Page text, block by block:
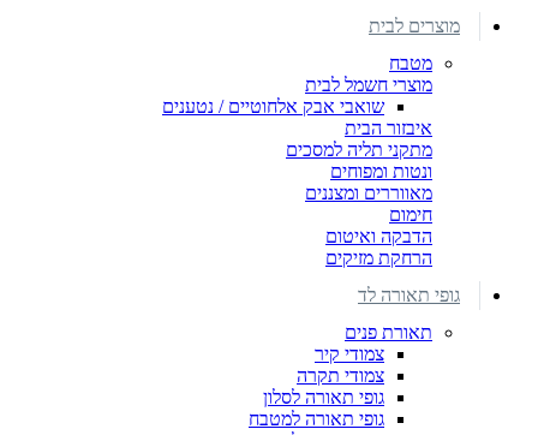
מוצרים לבית
מטבח
מוצרי חשמל לבית
שואבי אבק אלחוטיים / נטענים
איבזור הבית
מתקני תליה למסכים
ונטות ומפוחים
מאווררים ומצננים
חימום
הדבקה ואיטום
הרחקת מזיקים
גופי תאורה לד
תאורת פנים
צמודי קיר
צמודי תקרה
גופי תאורה לסלון
גופי תאורה למטבח